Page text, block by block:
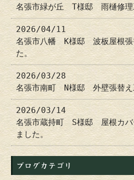
名張市緑が丘 T様邸 雨樋修理
2026/04/11
名張市八幡 K様邸 波板屋根張
た。
2026/03/28
名張市南町 N様邸 外壁張替え
2026/03/14
名張市蔵持町 S様邸 屋根カバ
ました。
ブログカテゴリ